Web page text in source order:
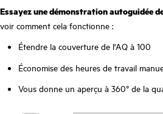
Essayez une démonstration autoguidée
voir comment cela fonctionne :
Étendre la couverture de l'AQ à 100
Économise des heures de travail
Vous donne un aperçu à 360° de la